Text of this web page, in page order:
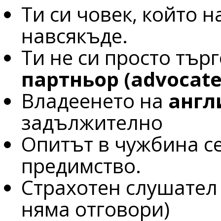
Ти си човек, който
навсякъде.
Ти не си просто
партньор
Владеенето на
задължително
Опитът в чужбина
предимство.
Страхотен
няма отговори)